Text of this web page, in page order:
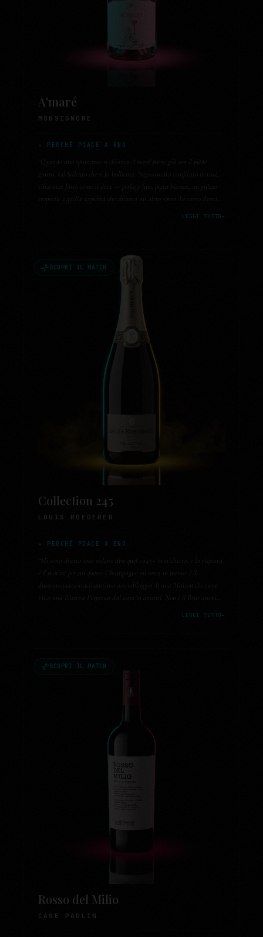
A'maré
MONSIGNORE
✦ PERCHÉ PIACE A ENO
“ Quando uno spumante si chiama A'mare' parte già con il piede
giusto: è il Salento che si fa bollicina. Negroamaro vinificato in rosé,
Charmat fatto come si deve — perlage fine, pesca bianca, un guizzo
tropicale e quella sapidità che chiama un altro sorso. Lo verso d'estate
LEGGI TUTTO→
SCOPRI IL MATCH
Collection 245
LOUIS ROEDERER
✦ PERCHÉ PIACE A ENO
“ Mi sono chiesto cosa volesse dire quel «245» in etichetta, e la risposta
è il motivo per cui questo Champagne mi resta in mente: è il
duecentoquarantacinquesimo assemblaggio di una Maison che tiene
viva una Riserva Perpetua dal 2012 in avanti. Non è il Brut anonimo
LEGGI TUTTO→
SCOPRI IL MATCH
Rosso del Milio
CASE PAOLIN